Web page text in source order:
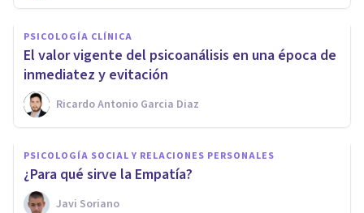
PSICOLOGÍA CLÍNICA
El valor vigente del psicoanálisis en una época de
inmediatez y evitación
Ricardo Antonio Garcia Diaz
PSICOLOGÍA SOCIAL Y RELACIONES PERSONALES
¿Para qué sirve la Empatía?
Javi Soriano